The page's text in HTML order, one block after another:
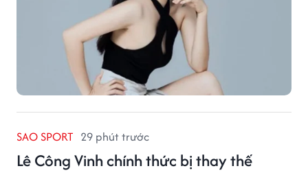
SAO SPORT 29 phút trước
Lê Công Vinh chính thức bị thay thế